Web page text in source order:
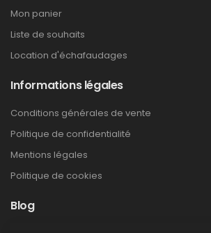
Mon panier
Liste de souhaits
Location d'échafaudages
Informations légales
Conditions générales de vente
Politique de confidentialité
Mentions légales
Politique de cookies
Blog